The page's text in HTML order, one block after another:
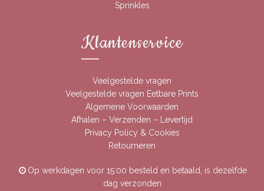
Sprinkles
Klantenservice
Veelgestelde vragen
Veelgestelde vragen Eetbare Prints
Algemene Voorwaarden
Afhalen – Verzenden – Levertijd
Privacy Policy & Cookies
Retourneren
Op werkdagen voor 15:00 besteld en betaald, is dezelfde
dag verzonden